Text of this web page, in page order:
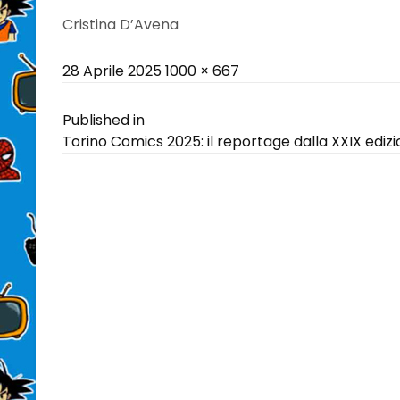
Cristina D’Avena
Posted
28 Aprile 2025Full
1000 × 667
Navigazione
Published in
Torino Comics 2025: il reportage dalla XXIX